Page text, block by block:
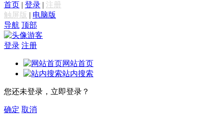
首页 | 登录 | 注册
触屏版 | 电脑版
导航 顶部
游客
登录 注册
网站首页
站内搜索
您还未登录，立即登录？
确定 取消